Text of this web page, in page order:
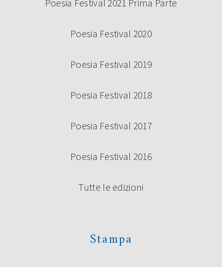
Poesia Festival 2021 Prima Parte
Poesia Festival 2020
Poesia Festival 2019
Poesia Festival 2018
Poesia Festival 2017
Poesia Festival 2016
Tutte le edizioni
Stampa